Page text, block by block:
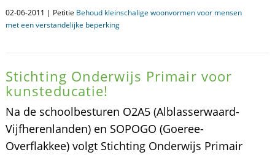
02-06-2011 | Petitie Behoud kleinschalige woonvormen voor mensen
met een verstandelijke beperking
Stichting Onderwijs Primair voor
kunsteducatie!
Na de schoolbesturen O2A5 (Alblasserwaard-
Vijfherenlanden) en SOPOGO (Goeree-
Overflakkee) volgt Stichting Onderwijs Primair